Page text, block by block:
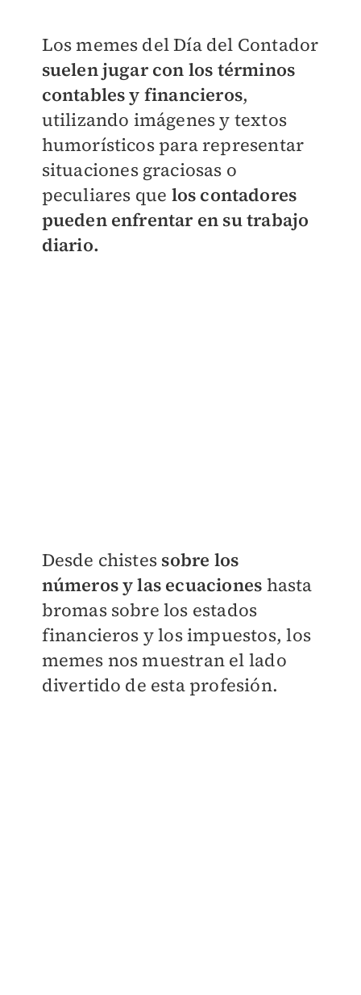
Los memes del Día del Contador
suelen jugar con los términos
contables y financieros,
utilizando imágenes y textos
humorísticos para representar
situaciones graciosas o
peculiares que los contadores
pueden enfrentar en su trabajo
diario.
Desde chistes sobre los
números y las ecuaciones hasta
bromas sobre los estados
financieros y los impuestos, los
memes nos muestran el lado
divertido de esta profesión.